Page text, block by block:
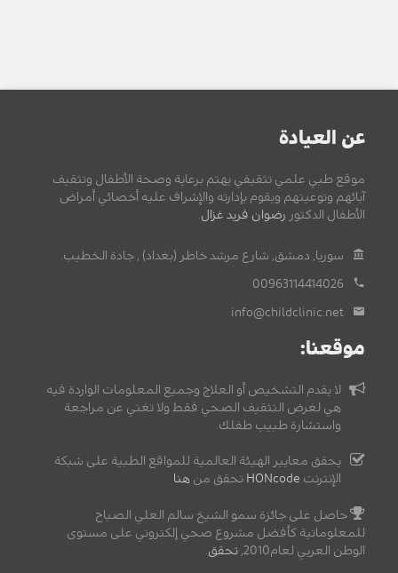
عن العيادة
موقع طبي علمي تثقيفي يهتم برعاية وصحة الأطفال وتثقيف
آبائهم وتوعيتهم ويقوم بإدارته والإشراف عليه أخصائي أمراض
الأطفال الدكتور رضوان فريد غزال
سوريا, دمشق, شارع مرشد خاطر (بغداد) , جادة الخطيب.
00963114414026
info@childclinic.net
موقعنا:
لا يقدم التشخيص أو العلاج وجميع المعلومات الواردة فيه
هي لغرض التثقيف الصحي فقط ولا تغني عن مراجعة
واستشارة طبيب طفلك.
يحقق معايير الهيئة العالمية للمواقع الطبية على شبكة
الإنترنت HONcode تحقق من هنا
حاصل على جائزة سمو الشيخ سالم العلي الصباح
للمعلوماتية كأفضل مشروع صحي إلكتروني على مستوى
الوطن العربي لعام2010,
تحقق